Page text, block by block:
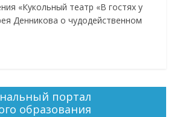
«Кукольный театр «В гостях у
Денникова о чудодейственном
портал
образования